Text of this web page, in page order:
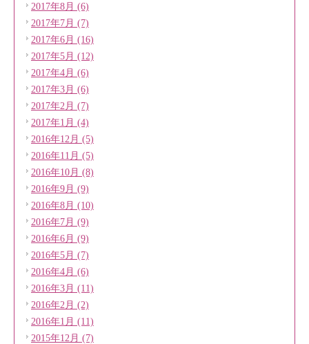
2017年8月 (6)
2017年7月 (7)
2017年6月 (16)
2017年5月 (12)
2017年4月 (6)
2017年3月 (6)
2017年2月 (7)
2017年1月 (4)
2016年12月 (5)
2016年11月 (5)
2016年10月 (8)
2016年9月 (9)
2016年8月 (10)
2016年7月 (9)
2016年6月 (9)
2016年5月 (7)
2016年4月 (6)
2016年3月 (11)
2016年2月 (2)
2016年1月 (11)
2015年12月 (7)